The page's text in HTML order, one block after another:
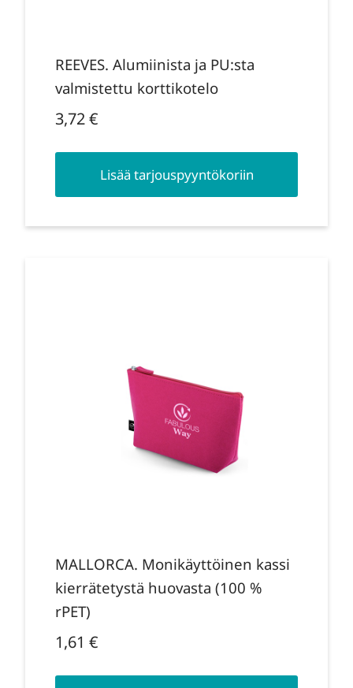
REEVES. Alumiinista ja PU:sta
valmistettu korttikotelo
3,72€
Lisää tarjouspyyntökoriin
MALLORCA. Monikäyttöinen kassi
kierrätetystä huovasta (100 %
rPET)
1,61 €